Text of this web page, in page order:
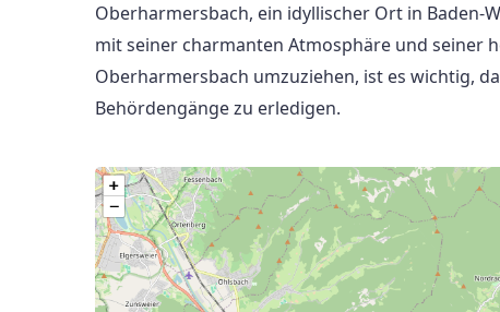
Oberharmersbach, ein idyllischer Ort in
mit seiner charmanten Atmosphäre und seiner
Oberharmersbach umzuziehen, ist es wichtig,
Behördengänge zu erledigen.